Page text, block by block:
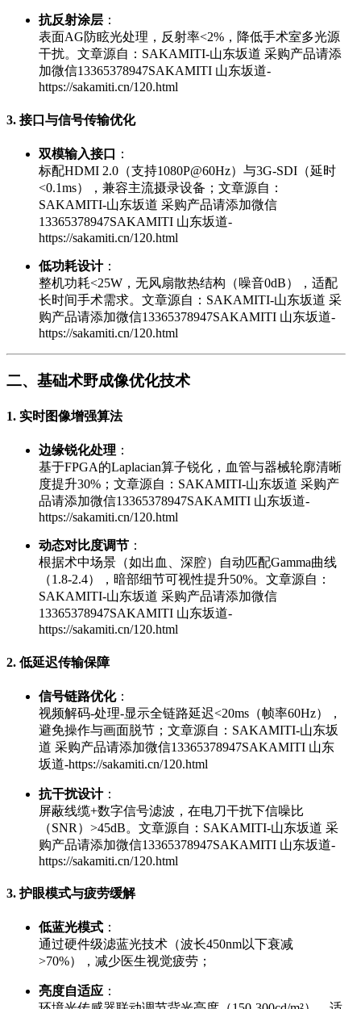
抗反射涂层 ：
表面AG防眩光处理，反射率<2%，降低手术室多光源
干扰。 文章源自：SAKAMITI-山东坂道 采购产品请添
加微信13365378947SAKAMITI 山东坂道-
https://sakamiti.cn/120.html
3. 接口与信号传输优化
双模输入接口
：
标配HDMI 2.0（支持1080P@60Hz）与3G-SDI（延时
<0.1ms），兼容主流摄录设备； 文章源自：
SAKAMITI-山东坂道 采购产品请添加微信
13365378947SAKAMITI 山东坂道-
https://sakamiti.cn/120.html
低功耗设计：
整机功耗<25W，无风扇散热结构（噪音0dB），适配
长时间手术需求。 文章源自：SAKAMITI-山东坂道 采
购产品请添加微信13365378947SAKAMITI 山东坂道-
https://sakamiti.cn/120.html
二、基础术野成像优化技术
1. 实时图像增强算法
边缘锐化处理 ：
基于FPGA的Laplacian算子锐化，血管与器械轮廓清晰
度提升30%； 文章源自：SAKAMITI-山东坂道 采购产
品请添加微信13365378947SAKAMITI 山东坂道-
https://sakamiti.cn/120.html
动态对比度调节 ：
根据术中场景（如出血、深腔）自动匹配Gamma曲线
（1.8-2.4），暗部细节可视性提升50%。 文章源自：
SAKAMITI-山东坂道 采购产品请添加微信
13365378947SAKAMITI 山东坂道-
https://sakamiti.cn/120.html
2. 低延迟传输保障
信号链路优化：
视频解码-处理-显示全链路延迟<20ms（帧率60Hz），
避免操作与画面脱节； 文章源自：SAKAMITI-山东坂
道 采购产品请添加微信13365378947SAKAMITI 山东
坂道-https://sakamiti.cn/120.html
抗干扰设计：
屏蔽线缆+数字信号滤波，在电刀干扰下信噪比
（SNR）>45dB。 文章源自：SAKAMITI-山东坂道 采
购产品请添加微信13365378947SAKAMITI 山东坂道-
https://sakamiti.cn/120.html
3. 护眼模式与疲劳缓解
低蓝光模式 ：
通过硬件级滤蓝光技术（波长450nm以下衰减
>70%），减少医生视觉疲劳；
亮度自适应 ：